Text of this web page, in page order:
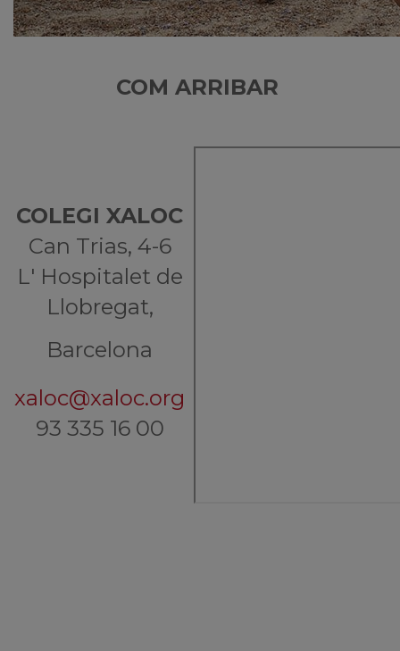
COM ARRIBAR
COLEGI XALOC
Can Trias, 4-6
L' Hospitalet de
Llobregat,
Barcelona
xaloc@xaloc.org
93 335 16 00